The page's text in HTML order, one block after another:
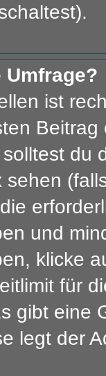
ist
solltest du
sehen
und
klicke
für
gibt eine
legt der